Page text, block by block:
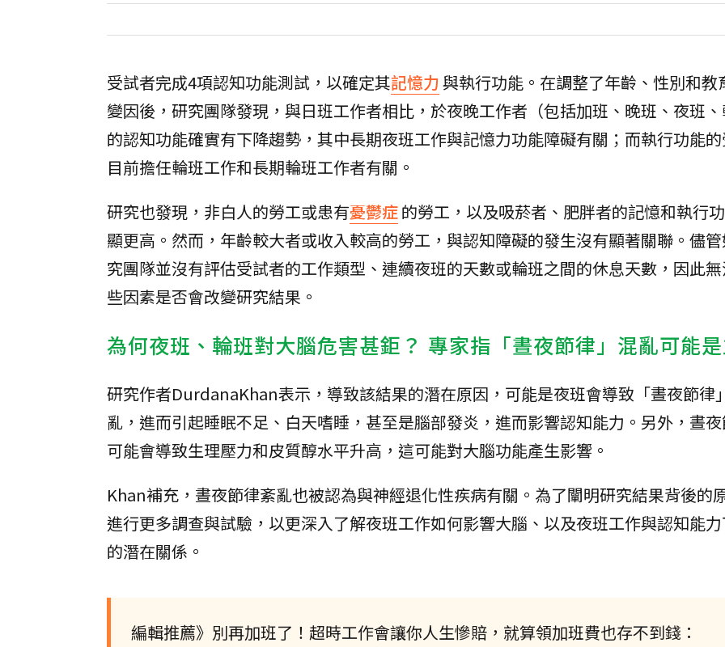
受試者完成4項認知功能測試，以確定其記憶力與執行功能。在調整了年齡、性別和教
變因後，研究團隊發現，與日班工作者相比，於夜晚工作者（包括加班、晚班、夜班
的認知功能確實有下降趨勢，其中長期夜班工作與記憶力功能障礙有關；而執行功能
目前擔任輪班工作和長期輪班工作者有關。
研究也發現，非白人的勞工或患有憂鬱症的勞工，以及吸菸者、肥胖者的記憶和執行
顯更高。然而，年齡較大者或收入較高的勞工，與認知障礙的發生沒有顯著關聯。儘
究團隊並沒有評估受試者的工作類型、連續夜班的天數或輪班之間的休息天數，因此
些因素是否會改變研究結果。
為何夜班、輪班對大腦危害甚鉅？ 專家指「晝夜節律」混亂可能
研究作者DurdanaKhan表示，導致該結果的潛在原因，可能是夜班會導致「晝夜節律
亂，進而引起睡眠不足、白天嗜睡，甚至是腦部發炎，進而影響認知能力。另外，晝
可能會導致生理壓力和皮質醇水平升高，這可能對大腦功能產生影響。
Khan補充，晝夜節律紊亂也被認為與神經退化性疾病有關。為了闡明研究結果背後的
進行更多調查與試驗，以更深入了解夜班工作如何影響大腦、以及夜班工作與認知能
的潛在關係。
編輯推薦》別再加班了！超時工作會讓你人生慘賠，就算領加班費也存不到錢：